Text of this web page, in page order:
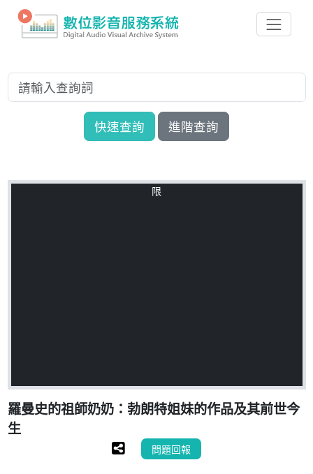
快速查詢 進階查詢
限
羅曼史的祖師奶奶：勃朗特姐妹的作品及其前世今
生
問題回報